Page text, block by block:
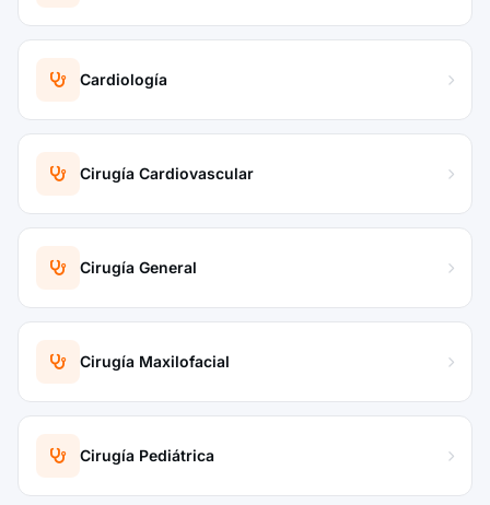
Cardiología
Cirugía Cardiovascular
Cirugía General
Cirugía Maxilofacial
Cirugía Pediátrica